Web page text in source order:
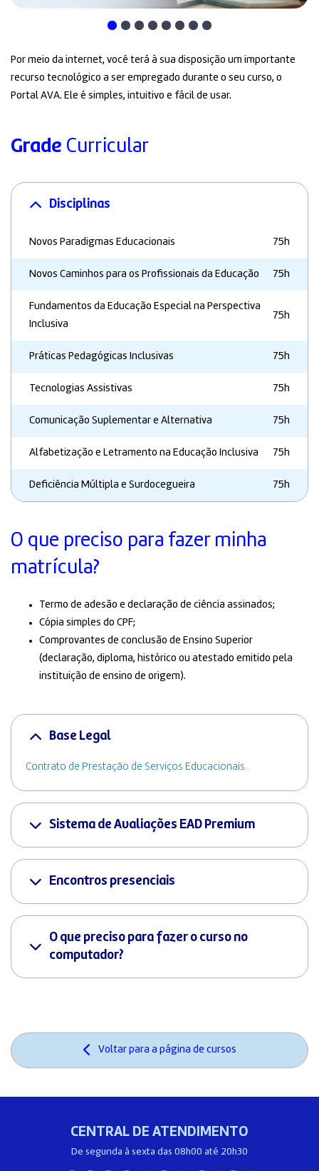
Por meio da internet, você terá à sua disposição um importante
recurso tecnológico a ser empregado durante o seu curso, o
Portal AVA. Ele é simples, intuitivo e fácil de usar.
Grade Curricular
Disciplinas
Novos Paradigmas Educacionais 75h
Novos Caminhos para os Profissionais da Educação 75h
Fundamentos da Educação Especial na Perspectiva
Inclusiva
75h
Práticas Pedagógicas Inclusivas 75h
Tecnologias Assistivas 75h
Comunicação Suplementar e Alternativa 75h
Alfabetização e Letramento na Educação Inclusiva 75h
Deficiência Múltipla e Surdocegueira 75h
O que preciso para fazer minha
matrícula?
Termo de adesão e declaração de ciência assinados;
Cópia simples do CPF;
Comprovantes de conclusão de Ensino Superior
(declaração, diploma, histórico ou atestado emitido pela
instituição de ensino de origem).
Base Legal
Contrato de Prestação de Serviços Educacionais.
Sistema de Avaliações EAD Premium
Encontros presenciais
O que preciso para fazer o curso no
computador?
Voltar para a página de cursos
CENTRAL DE ATENDIMENTO
De segunda à sexta das 08h00 até 20h30